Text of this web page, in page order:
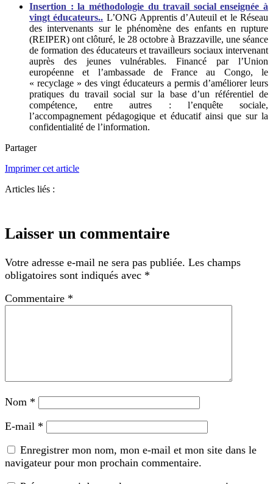
Insertion : la méthodologie du travail social enseignée à
vingt éducateurs.. L’ONG Apprentis d’Auteuil et le Réseau
des intervenants sur le phénomène des enfants en rupture
(REIPER) ont clôturé, le 28 octobre à Brazzaville, une séance
de formation des éducateurs et travailleurs sociaux intervenant
auprès des jeunes vulnérables. Financé par l’Union
européenne et l’ambassade de France au Congo, le
« recyclage » des vingt éducateurs a permis d’améliorer leurs
pratiques du travail social sur la base d’un référentiel de
compétence, entre autres : l’enquête sociale,
l’accompagnement pédagogique et éducatif ainsi que sur la
confidentialité de l’information.
Partager
Imprimer cet article
Articles liés :
Laisser un commentaire
Votre adresse e-mail ne sera pas publiée. Les champs
obligatoires sont indiqués avec *
Commentaire *
Nom *
E-mail *
Enregistrer mon nom, mon e-mail et mon site dans le
navigateur pour mon prochain commentaire.